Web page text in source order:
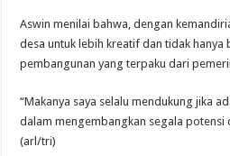
Aswin menilai bahwa, dengan
desa untuk lebih kreatif dan tidak hanya
pembangunan yang terpaku dari
“Makanya saya selalu mendukung jika
dalam mengembangkan segala potensi
(arl/tri)